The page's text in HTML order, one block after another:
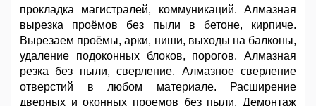
прокладка магистралей, коммуникаций. Алмазная
вырезка проёмов без пыли в бетоне, кирпиче.
Вырезаем проёмы, арки, ниши, выходы на балконы,
удаление подоконных блоков, порогов. Алмазная
резка без пыли, сверление. Алмазное сверление
отверстий в любом материале. Расширение
дверных и оконных проемов без пыли. Демонтаж